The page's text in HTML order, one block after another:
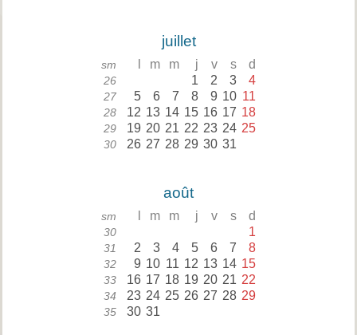
juillet
sm m m j v s d
26 1 2 3 4
27 5 6 7 8 9 10 11
28 12 13 14 15 16 17 18
29 19 20 21 22 23 24 25
30 26 27 28 29 30 31
août
sm m m j v s d
30 1
31 2 3 4 5 6 7 8
32 9 10 11 12 13 14 15
33 16 17 18 19 20 21 22
34 23 24 25 26 27 28 29
35 30 31